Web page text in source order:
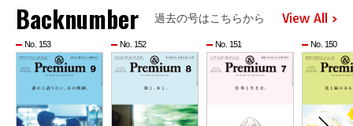
Backnumber 過去の号はこちらから View All
No. 153 No. 152 No. 151 No. 150